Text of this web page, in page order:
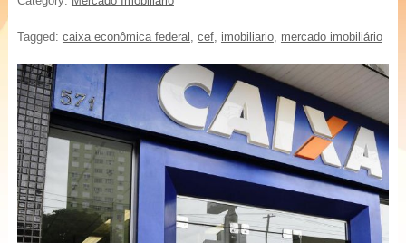
Tagged: caixa econômica federal , cef, imobiliario, mercado imobiliário